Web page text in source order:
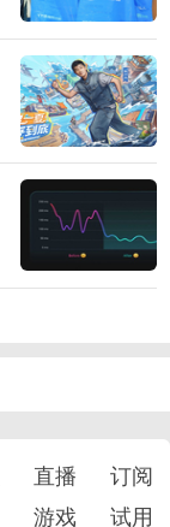
直播
订阅
游戏 试用